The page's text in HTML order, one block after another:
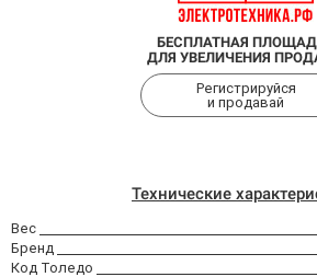
БЕСПЛАТНАЯ
ДЛЯ УВЕЛИЧЕНИЯ
Регистрируйся
и продавай
Технические
Вес
Бренд
Код Толедо